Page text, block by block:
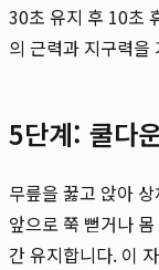
30초 유지 후 10초
의 근력과 지구력을
5단계: 쿨다
무릎을 꿇고 앉아
앞으로 쭉 뻗거나
간 유지합니다. 이